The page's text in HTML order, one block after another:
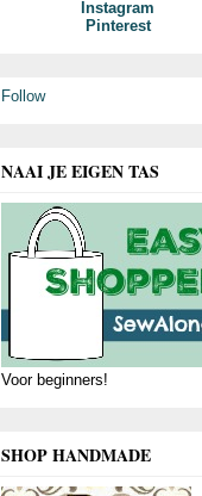
Instagram
Pinterest
Follow
NAAI JE EIGEN TAS
Voor beginners!
SHOP HANDMADE